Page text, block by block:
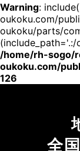
Warning:
oukoku.com/
oukoku/parts/
/home/rh-sogo/
oukoku.com/
126
全